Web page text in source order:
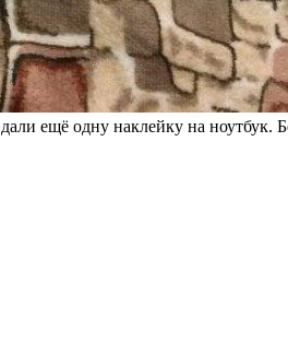
ещё одну наклейку на ноутбук.